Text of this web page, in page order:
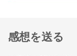
感想を送る